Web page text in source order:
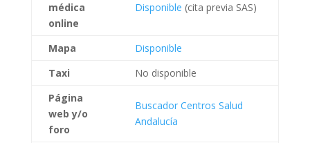
médica
online
Disponible (cita previa SAS)
Mapa
Disponible
Taxi
No disponible
Página
weby/o
foro
Buscador Centros Salud
Andalucía